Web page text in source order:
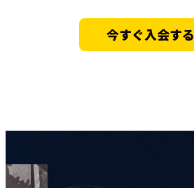
今すぐ入会する